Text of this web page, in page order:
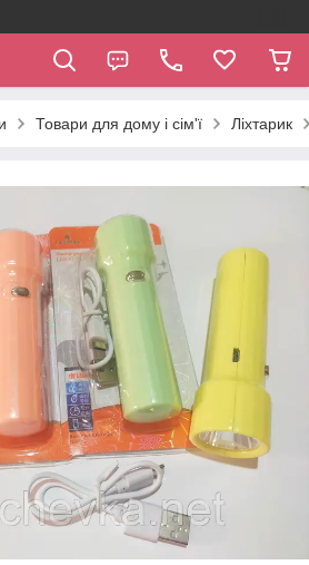
Товари для дому і сім'ї Ліхтарик